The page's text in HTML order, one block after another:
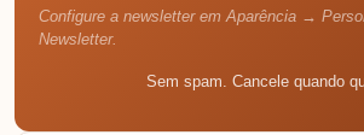
Configure a newsletter em Aparência →
Newsletter.
Sem spam. Cancele quando